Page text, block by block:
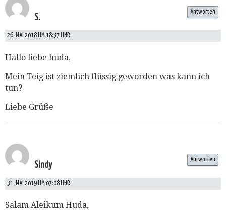
S.
26. MAI 2018 UM 18:37 UHR
Hallo liebe huda,
Mein Teig ist ziemlich flüssig geworden was kann ich
tun?
Liebe Grüße
Antworten
Sindy
31. MAI 2019 UM 07:08 UHR
Salam Aleikum Huda,
Antworten